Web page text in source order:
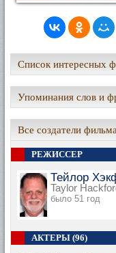
Список интересных
Упоминания слов и
Все создатели
РЕЖИССЕР
Тейлор
Taylor
было 51 год
АКТЕРЫ (96)